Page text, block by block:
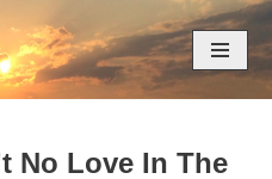
No Love In The